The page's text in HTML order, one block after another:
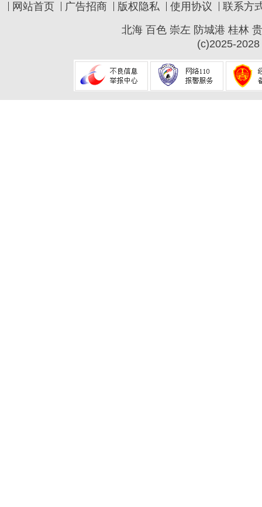
网站首页 广告招商 版权隐私 使用协议
联系方
北海 百色 崇左 防城港 桂林
(c)2025-